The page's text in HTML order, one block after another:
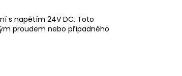
s napětím 24V DC. Toto
proudem nebo případného